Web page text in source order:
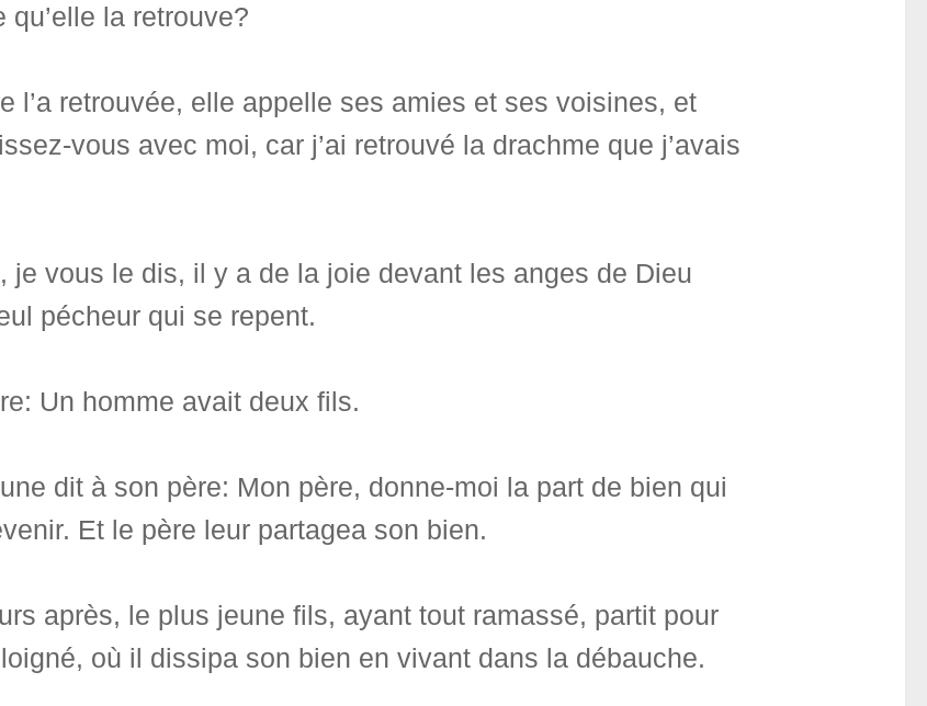
qu’elle la retrouve?
l’a retrouvée, elle appelle ses amies et ses voisines, et
vous avec moi, car j’ai retrouvé la drachme que j’avais
je vous le dis, il y a de la joie devant les anges de Dieu
pécheur qui se repent.
Un homme avait deux fils.
dit à son père: Mon père, donne-moi la part de bien qui
Et le père leur partagea son bien.
après, le plus jeune fils, ayant tout ramassé, partit pour
où il dissipa son bien en vivant dans la débauche.